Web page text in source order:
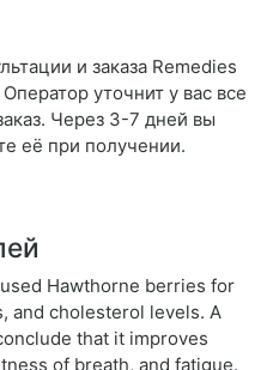
и заказа Remedies
уточнит у вас все
Через 3-7 дней вы
её при получении.
Hawthorne berries for
and cholesterol levels. A
that it improves
of breath, and fatigue.